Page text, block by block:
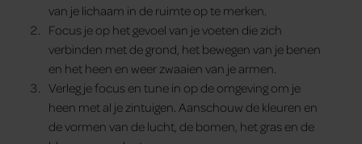
van je lichaam in de ruimte op te merken.
Focus je op het gevoel van je voeten die zich
verbinden met de grond, het bewegen van je benen
en het heen en weer zwaaien van je armen.
Verleg je focus en tune in op de omgeving om je
heen met al je zintuigen. Aanschouw de kleuren en
de vormen van de lucht, de bomen, het gras en de